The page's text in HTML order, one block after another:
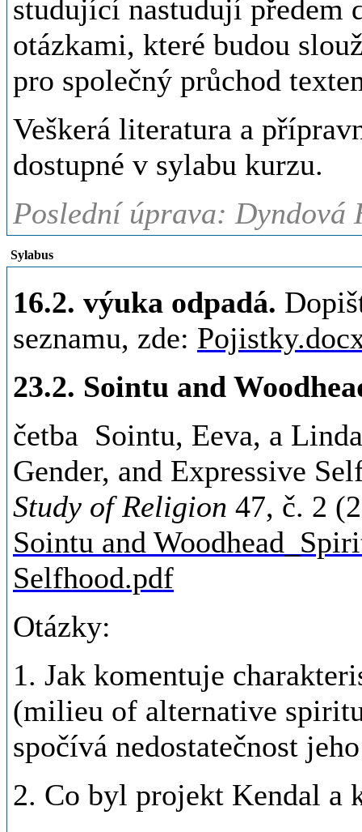
studující nastudují předem
otázkami, které budou
pro společný průchod
Veškerá literatura a
dostupné v sylabu kurzu.
Poslední úprava: Dyndová
Sylabus
16.2. výuka odpadá.
seznamu, zde:
23.2. Sointu and
četba Sointu, Eeva, a
Gender, and Expressive
Study of Religion 47, č. 2
Sointu and
Selfhood.pdf
Otázky:
1. Jak komentuje
(milieu of alternative
spočívá nedostatečnost
2. Co byl projekt Kendal a